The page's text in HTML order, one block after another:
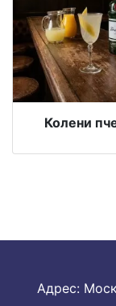
Колени
Адрес: